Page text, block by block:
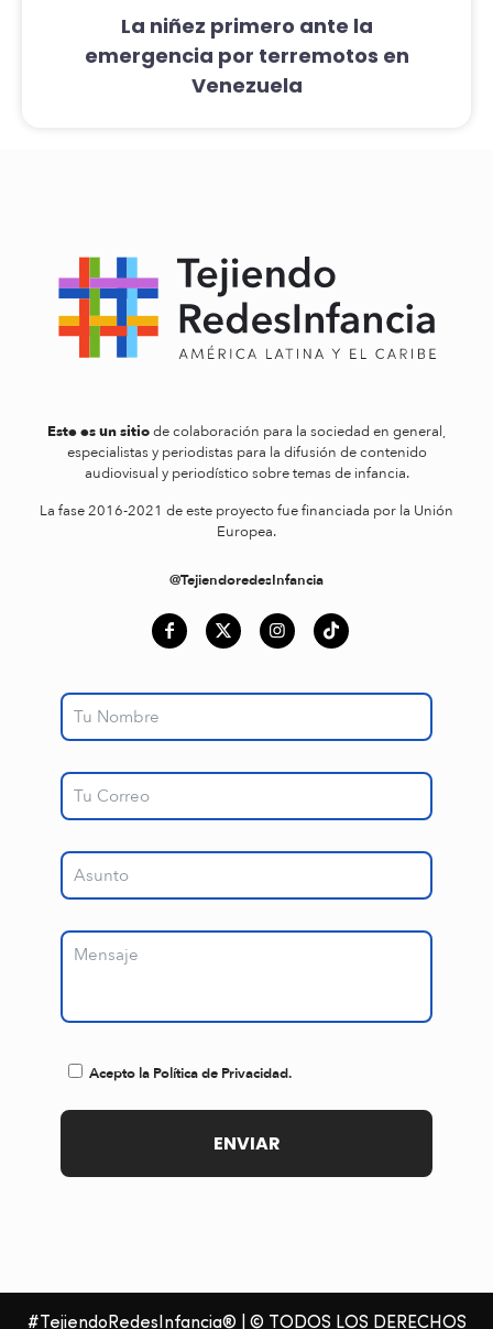
La niñez primero ante la
emergencia por terremotos en
Venezuela
Este es un sitiode colaboración para la sociedad en general,
especialistas y periodistas para la difusión de contenido
audiovisual y periodístico sobre temas de infancia.
La fase 2016-2021 de este proyecto fue financiada por la Unión
Europea.
@TejiendoredesInfancia
Acepto la Política de Privacidad.
#TejiendoRedesInfancia® | © TODOS LOS DERECHOS